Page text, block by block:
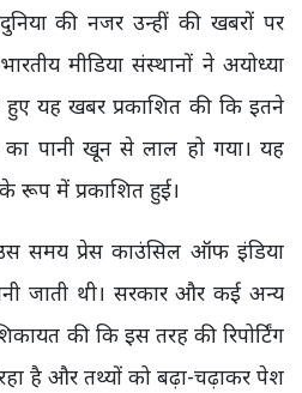
की नजर उन्हीं की खबरों पर
मीडिया संस्थानों ने अयोध्या
हुए यह खबर प्रकाशित की कि इतने
पानी खून से लाल हो गया। यह
रूप में प्रकाशित हुई।
उस समय प्रेस काउंसिल ऑफ इंडिया
जाती थी। सरकार और कई अन्य
की कि इस तरह की रिपोर्टिंग
है और तथ्यों को बढ़ा-चढ़ाकर पेश